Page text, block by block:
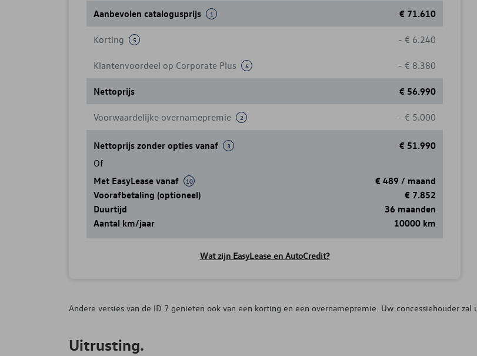
Aanbevolen catalogusprijs 1 € 71.610
Korting 5 - € 6.240
Klantenvoordeel op Corporate Plus 6 - € 8.380
Nettoprijs € 56.990
Voorwaardelijke overnamepremie 2 - € 5.000
Nettoprijs zonder opties vanaf 3 € 51.990
Of
Met EasyLease vanaf
10 € 489 / maand
Voorafbetaling (optioneel)
€ 7.852
Duurtijd
36 maanden
Aantal km/jaar
10000 km
Wat zijn EasyLease en AutoCredit?
Andere versies van de ID.7 genieten ook van een korting en een overnamepremie. Uw concessiehouder zal
Uitrusting.